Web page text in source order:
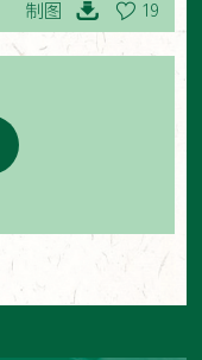
制图 19